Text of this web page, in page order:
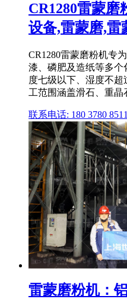
CR1280雷蒙
设备,雷蒙磨,雷
CR1280雷蒙磨粉机专
漆、磷肥及造纸等多个
度七级以下、湿度不超
工范围涵盖滑石、重晶
联系电话: 180 3780 8511
雷蒙磨粉机：